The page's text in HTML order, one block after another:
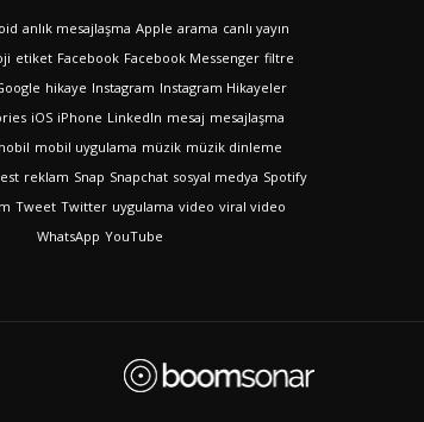
anlık mesajlaşma Apple arama canlı yayın
etiket Facebook Facebook Messenger filtre
hikaye Instagram Instagram Hikayeler
iOS iPhone LinkedIn mesaj mesajlaşma
mobil uygulama müzik müzik dinleme
reklam Snap Snapchat sosyal medya Spotify
Tweet Twitter uygulama video viral video
WhatsApp YouTube